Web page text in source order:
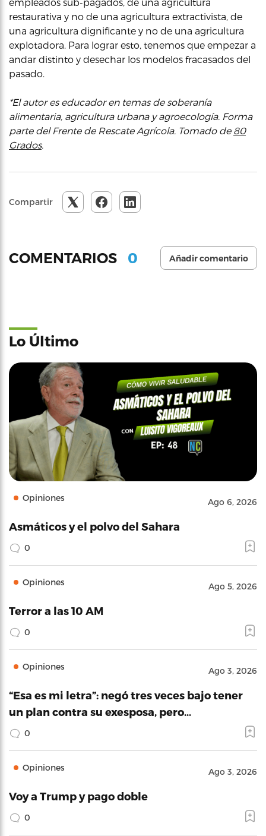
restaurativa y no de una agricultura extractivista, de
una agricultura dignificante y no de una agricultura
explotadora. Para lograr esto, tenemos que empezar a
andar distinto y desechar los modelos fracasados del
pasado.
*El autor es educador en temas de soberanía
alimentaria, agricultura urbana y agroecología. Forma
parte del Frente de Rescate Agrícola. Tomado de 80
Grados.
Compartir
COMENTARIOS 0 Añadir comentario
Lo Último
Opiniones Ago 6, 2026
Asmáticos y el polvo del Sahara
0
Opiniones Ago 5, 2026
Terror a las 10 AM
0
Opiniones Ago 3, 2026
“Esa es mi letra”: negó tres veces bajo tener
un plan contra su exesposa, pero…
0
Opiniones Ago 3, 2026
Voy a Trump y pago doble
0